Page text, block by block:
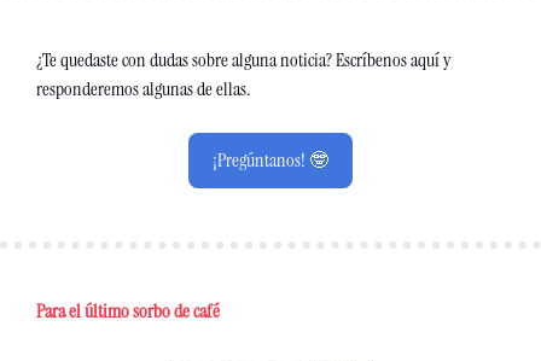
¿Te quedaste con dudas sobre alguna noticia? Escríbenos aquí y
responderemos algunas de ellas.
¡Pregúntanos! 🤓
Para el último sorbo de café